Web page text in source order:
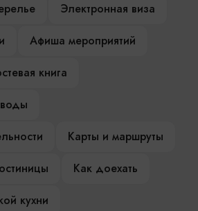
Электронная виза
Афиша мероприятий
книга
Карты и маршруты
Как доехать
кухни